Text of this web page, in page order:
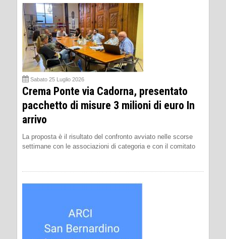
Sabato 25 Luglio 2026
Crema Ponte via Cadorna, presentato
pacchetto di misure 3 milioni di euro In
arrivo
La proposta è il risultato del confronto avviato nelle scorse
settimane con le associazioni di categoria e con il comitato